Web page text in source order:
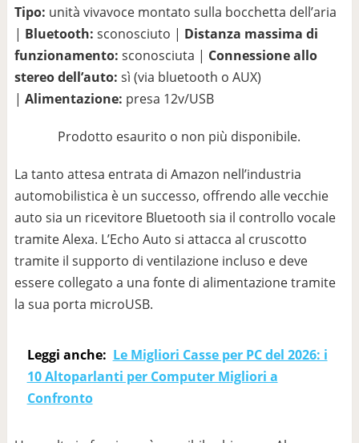
Tipo: unità vivavoce montato sulla bocchetta dell’aria
| Bluetooth: sconosciuto | Distanza massima di
funzionamento: sconosciuta | Connessione allo
stereo dell’auto: sì (via bluetooth o AUX)
| Alimentazione: presa 12v/USB
Prodotto esaurito o non più disponibile.
La tanto attesa entrata di Amazon nell’industria
automobilistica è un successo, offrendo alle vecchie
auto sia un ricevitore Bluetooth sia il controllo vocale
tramite Alexa. L’Echo Auto si attacca al cruscotto
tramite il supporto di ventilazione incluso e deve
essere collegato a una fonte di alimentazione tramite
la sua porta microUSB.
Leggi anche: Le Migliori Casse per PC del 2026: i
10 Altoparlanti per Computer Migliori a
Confronto